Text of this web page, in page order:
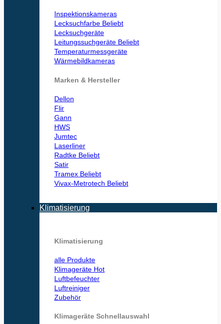
Inspektionskameras
Lecksuchfarbe
Lecksuchgeräte
Leitungssuchgeräte
Temperaturmessgeräte
Wärmebildkameras
Marken & Hersteller
Dellon
Flir
Gann
HWS
Jumtec
Laserliner
Radtke
Satir
Tramex
Vivax-Metrotech
Klimatisierung
Klimatisierung
alle Produkte
Klimageräte
Luftbefeuchter
Luftreiniger
Zubehör
Klimageräte Schnellauswahl